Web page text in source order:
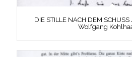
DIE STILLE NACH DEM
Wolfgang